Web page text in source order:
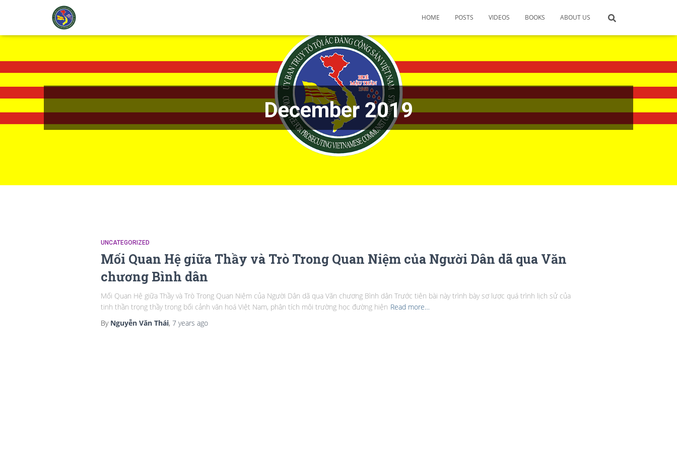
HOME POSTS VIDEOS BOOKS ABOUT US
December 2019
UNCATEGORIZED
Mối Quan Hệ giữa Thầy và Trò Trong Quan Niệm của Người Dân dã qua Văn
chương Bình dân
Mối Quan Hệ giữa Thầy và Trò Trong Quan Niệm của Người Dân dã qua Văn chương Bình dân Trước tiên bài này trình bày sơ lược quá trình lịch sử của
tinh thần trọng thầy trong bối cảnh văn hoá Việt Nam, phân tích môi trường học đường hiện Read more…
By Nguyễn Văn Thái, 7 years ago